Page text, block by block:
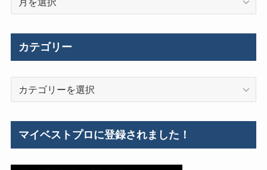
カテゴリー
マイベストプロに登録されました！